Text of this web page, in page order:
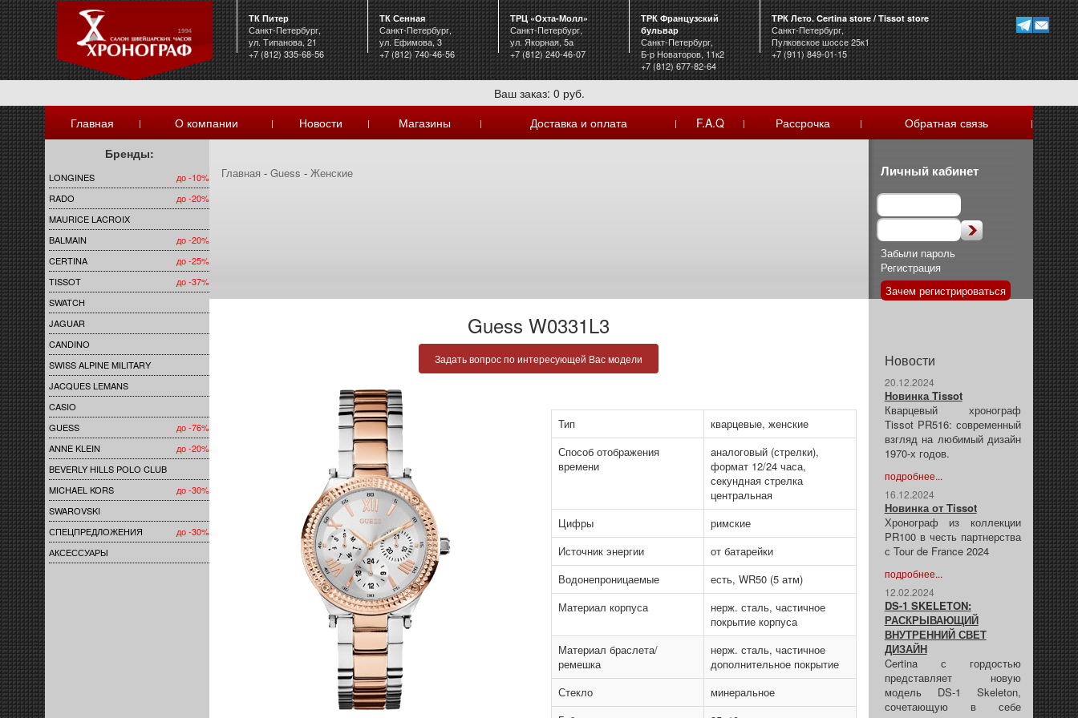
ТК Питер
Санкт-Петербург,
ул. Типанова, 21
+7 (812) 335-68-56
ТК Сенная
Санкт-Петербург,
ул. Ефимова, 3
+7 (812) 740-46-56
ТРЦ «Охта-Молл»
Санкт-Петербург,
ул. Якорная, 5а
+7 (812) 240-46-07
ТРК Французский
бульвар
Санкт-Петербург,
Б-р Новаторов, 11к2
+7 (812) 677-82-64
ТРК Лето. Certina store / Tissot store
Санкт-Петербург,
Пулковское шоссе 25к1
+7 (911) 849-01-15
Ваш заказ: 0 руб.
Главная
| О компании | Новости | Магазины | Доставка и оплата | F.A.Q | Рассрочка | Обратная связь |
Бренды:
LONGINES
до -10%
RADO
до -20%
MAURICE LACROIX
BALMAIN
до -20%
CERTINA
до -25%
TISSOT
до -37%
SWATCH
JAGUAR
CANDINO
SWISS ALPINE MILITARY
JACQUES LEMANS
CASIO
GUESS
до -76%
ANNE KLEIN
до -20%
BEVERLY HILLS POLO CLUB
MICHAEL KORS
до -30%
SWAROVSKI
СПЕЦПРЕДЛОЖЕНИЯ
до -30%
АКСЕССУАРЫ
Главная -Guess -Женские
Guess W0331L3
Задать вопрос по интересующей Вас модели
Тип
кварцевые, женские
Способ отображения
времени
аналоговый (стрелки),
формат 12/24 часа,
секундная стрелка
центральная
Цифры
римские
Источник энергии
от батарейки
Водонепроницаемые
есть, WR50 (5 атм)
Материал корпуса
нерж. сталь, частичное
покрытие корпуса
Материал браслета/
ремешка
нерж. сталь, частичное
дополнительное покрытие
Стекло
минеральное
Личный кабинет
Забыли пароль
Регистрация
Зачем регистрироваться
Новости
20.12.2024
Новинка Tissot
Кварцевый хронограф
Tissot PR516: современный
взгляд на любимый дизайн
1970-х годов.
подробнее...
16.12.2024
Новинка от Tissot
Хронограф из коллекции
PR100 в честь партнерства
с Tour de France 2024
подробнее...
12.02.2024
DS-1 SKELETON:
РАСКРЫВАЮЩИЙ
ВНУТРЕННИЙ СВЕТ
ДИЗАЙН
Certina с гордостью
представляет новую
модель DS-1 Skeleton,
сочетающую в себе